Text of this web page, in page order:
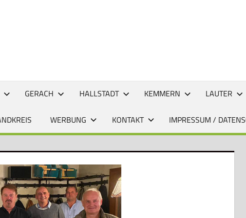
GERACH HALLSTADT KEMMERN LAUTER
WERBUNG KONTAKT IMPRESSUM /